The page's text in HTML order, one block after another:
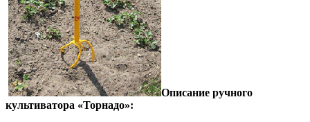
Описание ручного
культиватора «Торнадо»: